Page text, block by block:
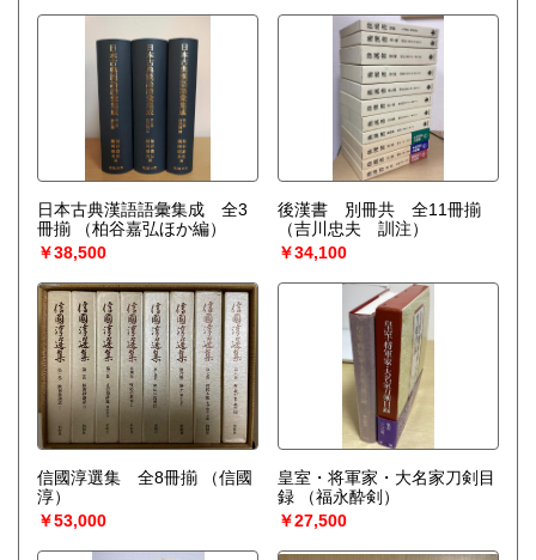
日本古典漢語語彙集成 全3
冊揃
（柏谷嘉弘ほか編）
￥38,500
後漢書 別冊共 全11冊揃
（吉川忠夫 訓注）
￥34,100
信國淳選集 全8冊揃
（信國
淳）
￥53,000
皇室・将軍家・大名家刀剣目
録
（福永酔剣）
￥27,500